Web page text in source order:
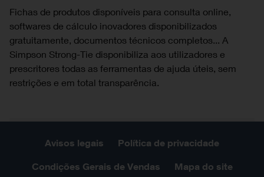
Fichas de produtos disponíveis para consulta online,
softwares de cálculo inovadores disponibilizados
gratuitamente, documentos técnicos completos... A
Simpson Strong-Tie disponibiliza aos utilizadores e
prescritores todas as ferramentas de ajuda úteis, sem
restrições e em total transparência.
Avisos legais Política de privacidade
Condições Gerais de Vendas Mapa do site